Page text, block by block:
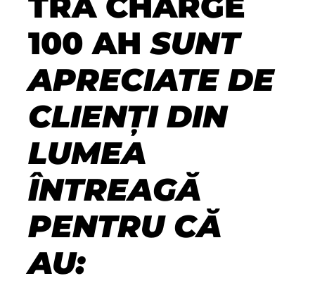
100 AH SUNT
APRECIATE DE
CLIENȚI DIN
LUMEA
ÎNTREAGĂ
PENTRU CĂ
AU: